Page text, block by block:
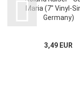
Maria (7" Vinyl-
Germany)
3,49 EUR